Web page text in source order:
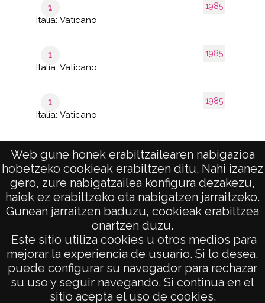
Web gune honek erabiltzailearen nabigazioa
hobetzeko cookieak erabiltzen ditu. Nahi izanez
gero, zure nabigatzailea konfigura dezakezu,
haiek ez erabiltzeko eta nabigatzen jarraitzeko.
Gunean jarraitzen baduzu, cookieak erabiltzea
onartzen duzu.
Este sitio utiliza cookies u otros medios para
mejorar la experiencia de usuario. Si lo desea,
puede configurar su navegador para rechazar
su uso y seguir navegando. Si continua en el
sitio acepta el uso de cookies.
1985
1
Italia: Vaticano
1985
1
Italia: Vaticano
1985
1
Italia: Vaticano
de 3
páginas
1–40
de 85
results
AVISO LEGAL
POLÍTICA DE PRIVACIDAD
ACCESIBILIDAD
ATENCIÓN CIUDADANA